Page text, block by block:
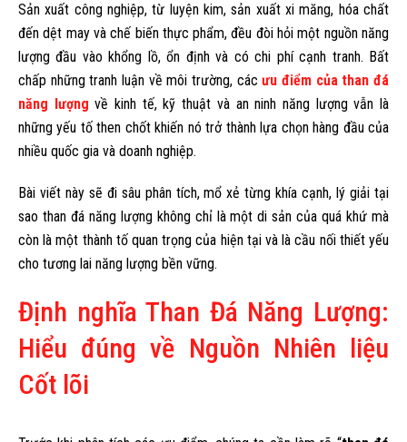
Sản xuất công nghiệp, từ luyện kim, sản xuất xi măng, hóa chất
đến dệt may và chế biến thực phẩm, đều đòi hỏi một nguồn năng
lượng đầu vào khổng lồ, ổn định và có chi phí cạnh tranh. Bất
chấp những tranh luận về môi trường, cácưu điểm của than đá
năng lượng về kinh tế, kỹ thuật và an ninh năng lượng vẫn là
những yếu tố then chốt khiến nó trở thành lựa chọn hàng đầu của
nhiều quốc gia và doanh nghiệp.
Bài viết này sẽ đi sâu phân tích, mổ xẻ từng khía cạnh, lý giải tại
sao than đá năng lượng không chỉ là một di sản của quá khứ mà
còn là một thành tố quan trọng của hiện tại và là cầu nối thiết yếu
cho tương lai năng lượng bền vững.
Định nghĩa Than Đá Năng Lượng:
Hiểu đúng về Nguồn Nhiên liệu
Cốt lõi